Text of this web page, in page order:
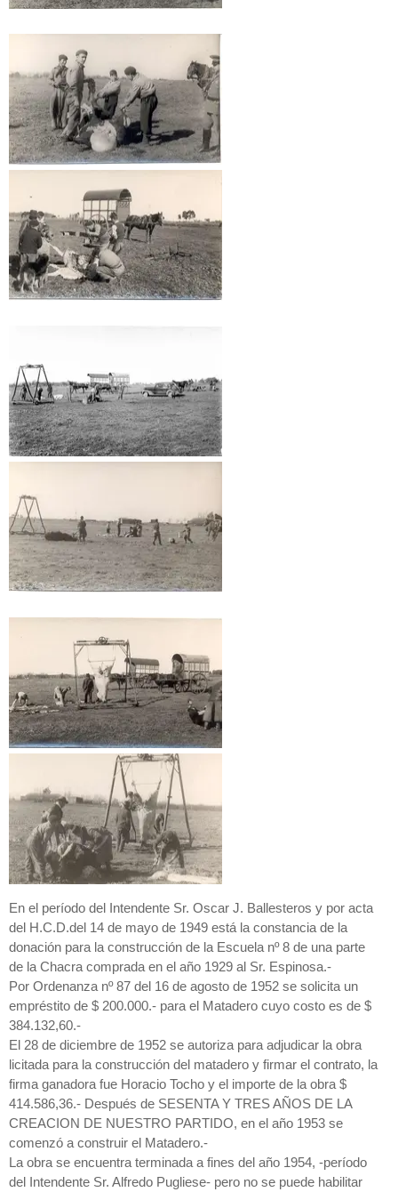
En el período del Intendente Sr. Oscar J. Ballesteros y por acta
del H.C.D.del 14 de mayo de 1949 está la constancia de la
donación para la construcción de la Escuela nº 8 de una parte
de la Chacra comprada en el año 1929 al Sr. Espinosa.-
Por Ordenanza nº 87 del 16 de agosto de 1952 se solicita un
empréstito de $ 200.000.- para el Matadero cuyo costo es de $
384.132,60.-
El 28 de diciembre de 1952 se autoriza para adjudicar la obra
licitada para la construcción del matadero y firmar el contrato, la
firma ganadora fue Horacio Tocho y el importe de la obra $
414.586,36.- Después de SESENTA Y TRES AÑOS DE LA
CREACION DE NUESTRO PARTIDO, en el año 1953 se
comenzó a construir el Matadero.-
La obra se encuentra terminada a fines del año 1954, -período
del Intendente Sr. Alfredo Pugliese- pero no se puede habilitar